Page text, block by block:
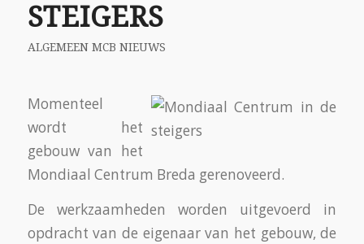
STEIGERS
ALGEMEEN MCB NIEUWS
Momenteel
wordt het
gebouw van het
Mondiaal Centrum Breda gerenoveerd.
De werkzaamheden worden uitgevoerd in
opdracht van de eigenaar van het gebouw, de